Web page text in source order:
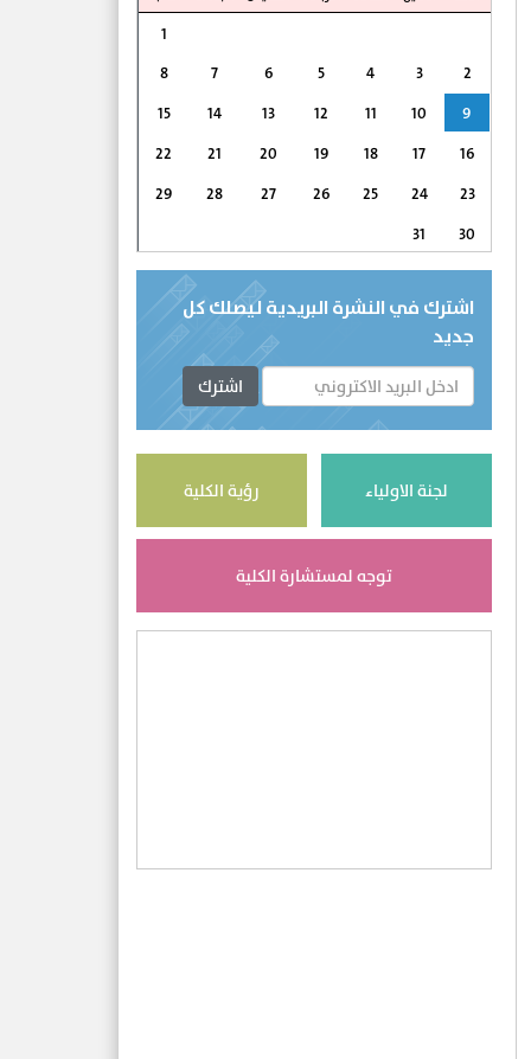
1
2
3
4
5
6
7
8
9
10
11
12
13
14
15
16
17
18
19
20
21
22
23
24
25
26
27
28
29
30
31
اشترك في النشرة البريدية ليصلك كل
جديد
اشترك
لجنة الاولياء رؤية الكلية
توجه لمستشارة الكلية